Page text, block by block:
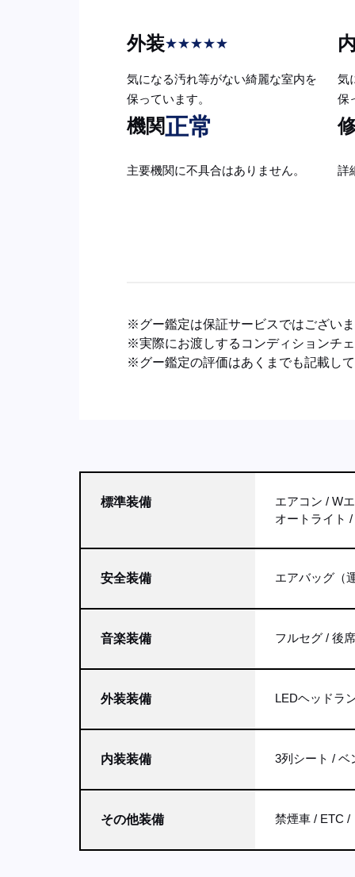
外装★★★★★
気になる汚れ等がない綺麗な室内を
保っています。
気
保
機関正常
主要機関に不具合はありません。 詳
※グー鑑定は保証サービスではござい
※実際にお渡しするコンディションチ
※グー鑑定の評価はあくまでも記載し
標準装備 エアコン
W
オートライト
安全装備 エアバッグ（
音楽装備 フルセグ 後
外装装備 LEDヘッドラ
内装装備 3列シート ベ
その他装備 禁煙車 ETC